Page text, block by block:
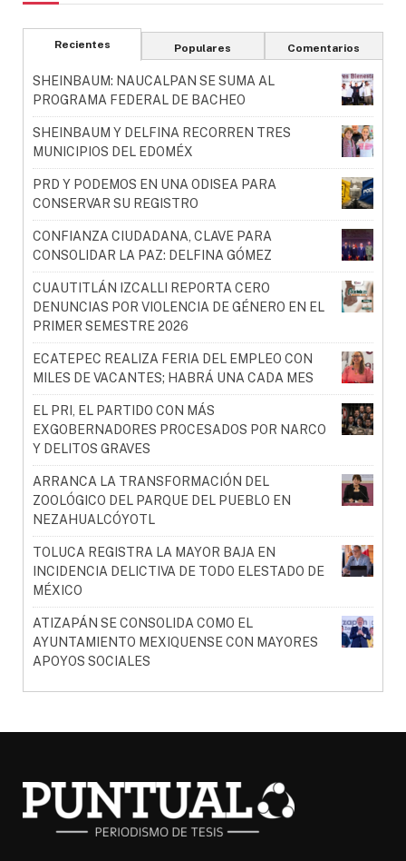
Recientes Populares Comentarios
SHEINBAUM: NAUCALPAN SE SUMA AL
PROGRAMA FEDERAL DE BACHEO
SHEINBAUM Y DELFINA RECORREN TRES
MUNICIPIOS DEL EDOMÉX
PRD Y PODEMOS EN UNA ODISEA PARA
CONSERVAR SU REGISTRO
CONFIANZA CIUDADANA, CLAVE PARA
CONSOLIDAR LA PAZ: DELFINA GÓMEZ
CUAUTITLÁN IZCALLI REPORTA CERO
DENUNCIAS POR VIOLENCIA DE GÉNERO EN EL
PRIMER SEMESTRE 2026
ECATEPEC REALIZA FERIA DEL EMPLEO CON
MILES DE VACANTES; HABRÁ UNA CADA MES
EL PRI, EL PARTIDO CON MÁS
EXGOBERNADORES PROCESADOS POR NARCO
Y DELITOS GRAVES
ARRANCA LA TRANSFORMACIÓN DEL
ZOOLÓGICO DEL PARQUE DEL PUEBLO EN
NEZAHUALCÓYOTL
TOLUCA REGISTRA LA MAYOR BAJA EN
INCIDENCIA DELICTIVA DE TODO ELESTADO DE
MÉXICO
ATIZAPÁN SE CONSOLIDA COMO EL
AYUNTAMIENTO MEXIQUENSE CON MAYORES
APOYOS SOCIALES